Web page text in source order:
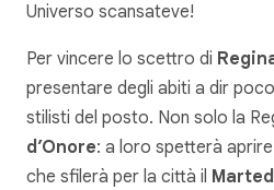
Universo scansateve!
Per vincere lo scettro di
presentare degli abiti a dir
stilisti del posto. Non solo la
d’Onore: a loro spetterà
che sfilerà per la città il